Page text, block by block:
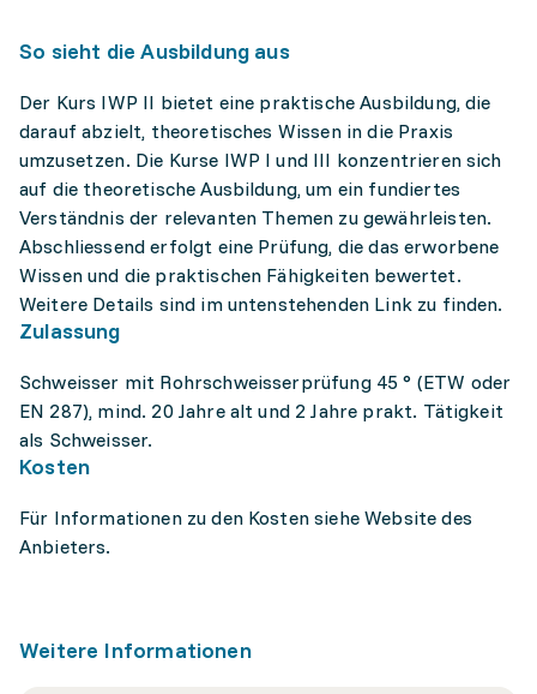
So sieht die Ausbildung aus
Der Kurs IWP II bietet eine praktische Ausbildung, die
darauf abzielt, theoretisches Wissen in die Praxis
umzusetzen. Die Kurse IWP I und III konzentrieren sich
auf die theoretische Ausbildung, um ein fundiertes
Verständnis der relevanten Themen zu gewährleisten.
Abschliessend erfolgt eine Prüfung, die das erworbene
Wissen und die praktischen Fähigkeiten bewertet.
Weitere Details sind im untenstehenden Link zu finden.
Zulassung
Schweisser mit Rohrschweisserprüfung 45 ° (ETW oder
EN 287), mind. 20 Jahre alt und 2 Jahre prakt. Tätigkeit
als Schweisser.
Kosten
Für Informationen zu den Kosten siehe Website des
Anbieters.
Weitere Informationen